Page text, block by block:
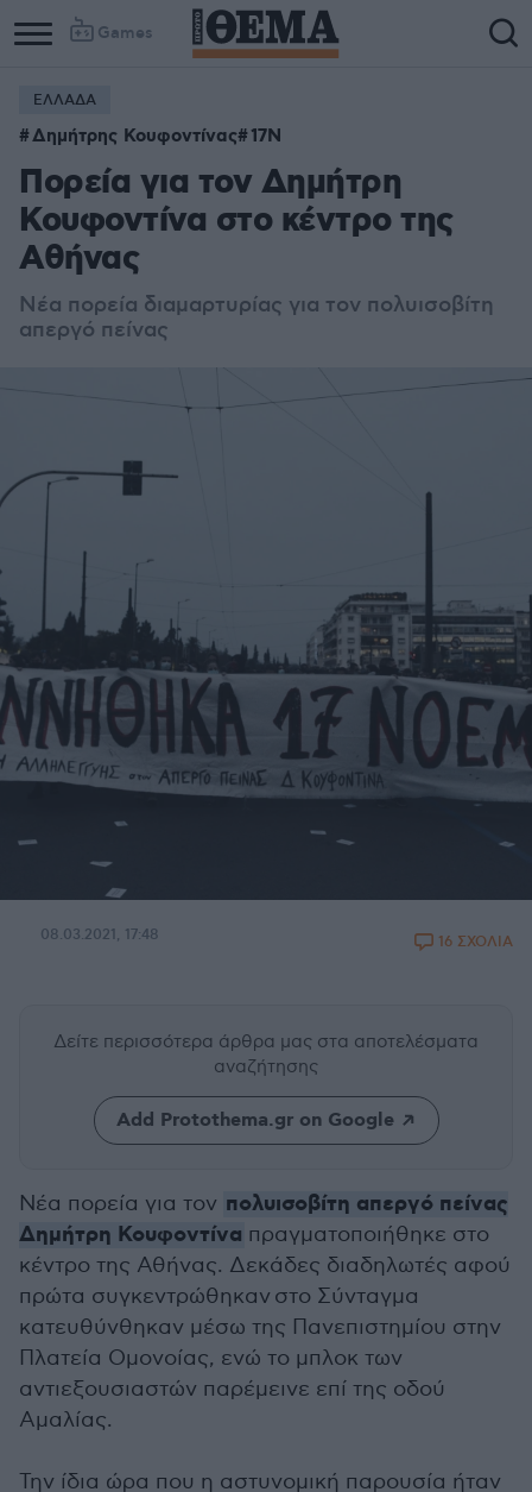
Games
ΕΛΛΑΔΑ
Δημήτρης Κουφοντίνας 17Ν
Πορεία για τον Δημήτρη
Κουφοντίνα στο κέντρο της
Αθήνας
Νέα πορεία διαμαρτυρίας για τον πολυισοβίτη
απεργό πείνας
08.03.2021, 17:48 16 ΣΧΟΛΙΑ
Δείτε περισσότερα άρθρα μας στα αποτελέσματα
αναζήτησης
Add Protothema.gr on Google
Νέα πορεία για τον πολυισοβίτη απεργό πείνας
Δημήτρη Κουφοντίνα πραγματοποιήθηκε στο
κέντρο της Αθήνας. Δεκάδες διαδηλωτές αφού
πρώτα συγκεντρώθηκαν στο Σύνταγμα
κατευθύνθηκαν μέσω της Πανεπιστημίου στην
Πλατεία Ομονοίας, ενώ το μπλοκ των
αντιεξουσιαστών παρέμεινε επί της οδού
Αμαλίας.
Την ίδια ώρα που η αστυνομική παρουσία ήταν